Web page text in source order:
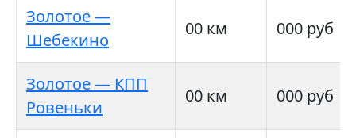
Золотое —
Шебекино
00 км 000 руб
Золотое — КПП
Ровеньки
00 км 000 руб